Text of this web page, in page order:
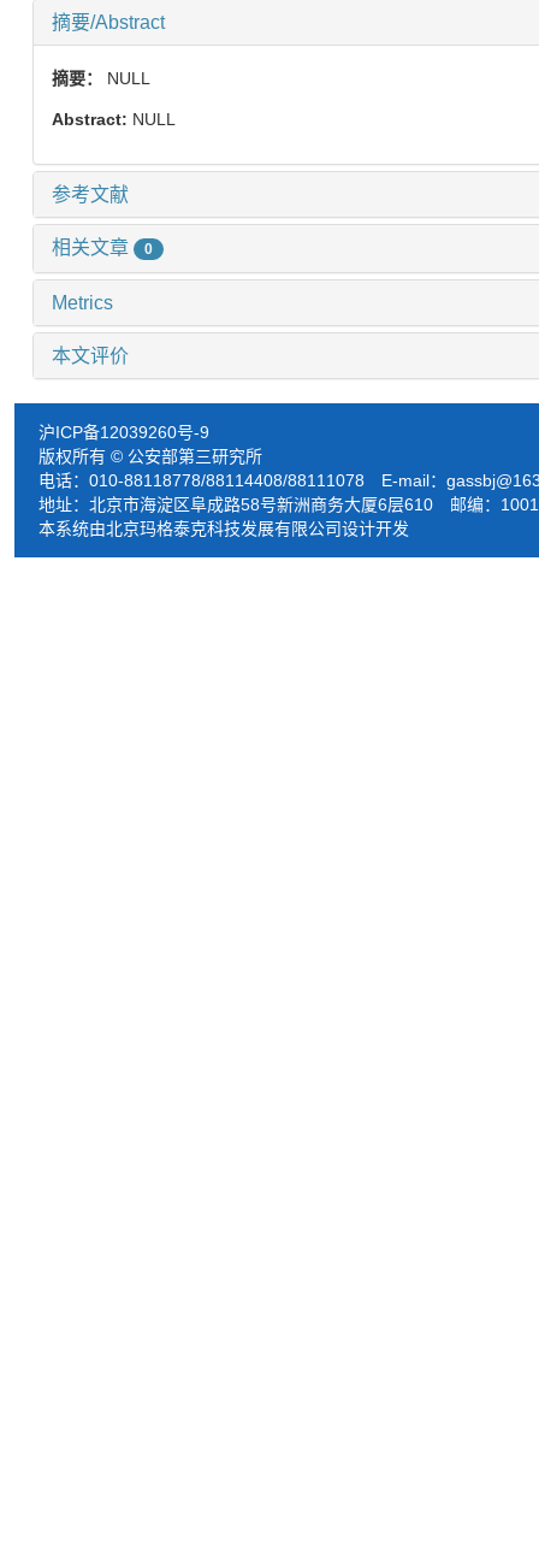
摘要/Abstract
摘要： NULL
Abstract: NULL
参考文献
相关文章 0
Metrics
本文评价
沪ICP备12039260号-9
版权所有 © 公安部第三研究所
电话：010-88118778/88114408/88111078 E-mail：
地址：北京市海淀区阜成路58号新洲商务大厦6层610 邮编：
本系统由北京玛格泰克科技发展有限公司设计开发